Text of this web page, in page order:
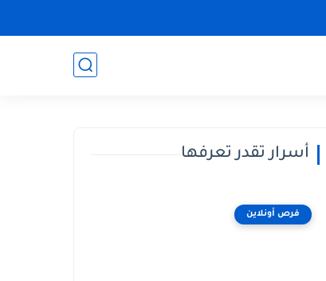
أسرار تقدر تعرفها
فرص أونلاين